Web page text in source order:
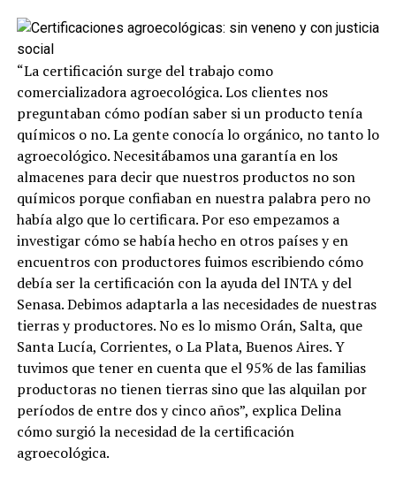
“La certificación surge del trabajo como
comercializadora agroecológica. Los clientes nos
preguntaban cómo podían saber si un producto tenía
químicos o no. La gente conocía lo orgánico, no tanto lo
agroecológico. Necesitábamos una garantía en los
almacenes para decir que nuestros productos no son
químicos porque confiaban en nuestra palabra pero no
había algo que lo certificara. Por eso empezamos a
investigar cómo se había hecho en otros países y en
encuentros con productores fuimos escribiendo cómo
debía ser la certificación con la ayuda del INTA y del
Senasa. Debimos adaptarla a las necesidades de nuestras
tierras y productores. No es lo mismo Orán, Salta, que
Santa Lucía, Corrientes, o La Plata, Buenos Aires. Y
tuvimos que tener en cuenta que el 95% de las familias
productoras no tienen tierras sino que las alquilan por
períodos de entre dos y cinco años”, explica Delina
cómo surgió la necesidad de la certificación
agroecológica.